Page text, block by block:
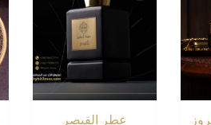
عطر القيصر